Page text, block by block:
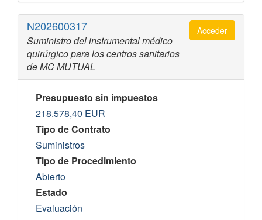
N202600317
Suministro del instrumental médico
quirúrgico para los centros sanitarios
de MC MUTUAL
Acceder
Presupuesto sin impuestos
218.578,40 EUR
Tipo de Contrato
Suministros
Tipo de Procedimiento
Abierto
Estado
Evaluación